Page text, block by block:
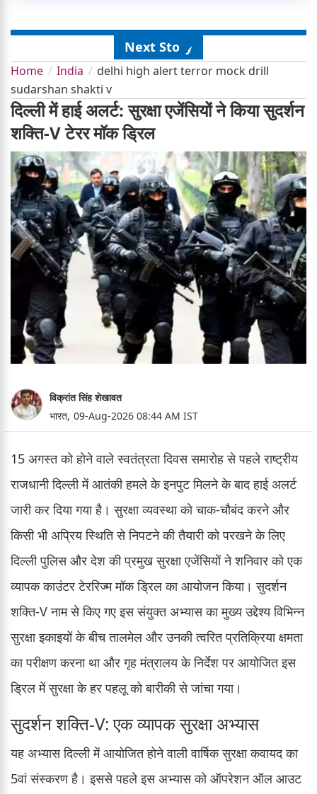
Next Story
Home India
delhi high alert terror mock drill
sudarshan shakti v
दिल्ली में हाई अलर्ट: सुरक्षा एजेंसियों ने किया सुदर्शन
शक्ति-V टेरर मॉक ड्रिल
विक्रांत सिंह शेखावत
भारत, 09-Aug-2026 08:44 AM IST
15 अगस्त को होने वाले स्वतंत्रता दिवस समारोह से पहले राष्ट्रीय
राजधानी दिल्ली में आतंकी हमले के इनपुट मिलने के बाद हाई अलर्ट
जारी कर दिया गया है। सुरक्षा व्यवस्था को चाक-चौबंद करने और
किसी भी अप्रिय स्थिति से निपटने की तैयारी को परखने के लिए
दिल्ली पुलिस और देश की प्रमुख सुरक्षा एजेंसियों ने शनिवार को एक
व्यापक काउंटर टेररिज्म मॉक ड्रिल का आयोजन किया। सुदर्शन
शक्ति-V नाम से किए गए इस संयुक्त अभ्यास का मुख्य उद्देश्य विभिन्न
सुरक्षा इकाइयों के बीच तालमेल और उनकी त्वरित प्रतिक्रिया क्षमता
का परीक्षण करना था और गृह मंत्रालय के निर्देश पर आयोजित इस
ड्रिल में सुरक्षा के हर पहलू को बारीकी से जांचा गया।
सुदर्शन शक्ति-V: एक व्यापक सुरक्षा अभ्यास
यह अभ्यास दिल्ली में आयोजित होने वाली वार्षिक सुरक्षा कवायद का
5वां संस्करण है। इससे पहले इस अभ्यास को ऑपरेशन ऑल आउट